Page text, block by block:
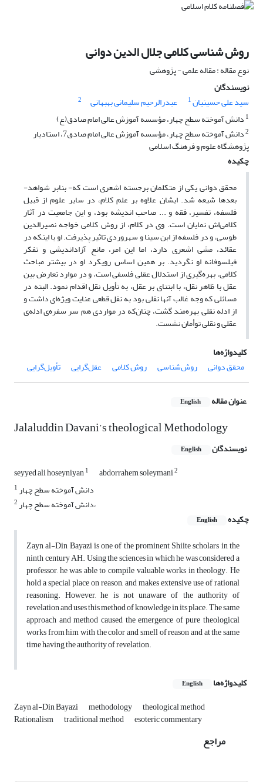
روش شناسی کلامی جلال الدین دوانی
نوع مقاله : مقاله علمی - پژوهشی
نویسندگان
سید علی حسینیان1 عبدرالرحیم سلیمانی بهبهانی
2
1 دانش آموخته سطح چهار، مؤسسه آموزش عالی امام صادق(ع)
2 دانش آموخته سطح چهار، مؤسسه آموزش عالی امام صادق7، استادیار
پژوهشگاه علوم و فرهنگ اسلامی
چکیده
محقق دوانی یکی از متکلمان برجسته اشعری است که- بنابر شواهد-
بعدها شیعه شد. ایشان علاوه بر علم کلام، در سایر علوم از قبیل
فلسفه، تفسیر، فقه و ... صاحب اندیشه بود، و این جامعیت در آثار
کلامی‌اش نمایان است. وی در کلام، از روش کلامی خواجه نصیرالدین
طوسی، و در فلسفه از ابن سینا و سهروردی تاثیر پذیرفت. او با اینکه در
عقائد، مشی اشعری دارد، اما این امر، مانع آزاداندیشی و تفکر
فیلسوفانه‌ او نگردید. بر همین اساس رویکرد او در بیشتر مباحث
کلامی، بهره‌گیری از استدلال عقلی فلسفی است، و در موارد تعارض بین
عقل با ظاهر نقل، با ابتنای بر عقل، به تأویل نقل اقدام نمود. البته در
مسائلی که وجه غالب آنها نقلی بود به نقل قطعی عنایت ویژه‌ای داشت و
از ادله نقلی بهره‌مند گشت، چنان‌که در مواردی هم سر سفره‌ی ادله‌ی
عقلی و نقلی توأمان نشست.
کلیدواژه‌ها
محقق دوانی
روش‌شناسی روش کلامی عقل‌گرایی تأویل‌گرایی
عنوان مقاله English
Jalaluddin Davani’s theological Methodology
نویسندگان English
seyyed ali hoseyniyan1 abdorrahem soleymani2
1دانش آموخته سطح چهار
2
دانش آموخته سطح چهار،
چکیده
English
Zayn al-Din Bayazi is one of the prominent Shiite scholars in the
ninth century AH. Using the sciences in which he was considered a
professor, he was able to compile valuable works in theology. He
hold a special place on reason, and makes extensive use of rational
reasoning. However, he is not unaware of the authority of
revelation and uses this method of knowledge in its place. The same
approach and method caused the emergence of pure theological
works from him with the color and smell of reason and at the same
time having the authority of revelation.
کلیدواژه‌ها English
Zayn al-Din Bayazi methodology theological method
Rationalism traditional method esoteric commentary
مراجع